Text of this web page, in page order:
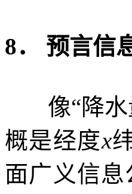
8． 预言信
像“降
概是经度x
面广义信息